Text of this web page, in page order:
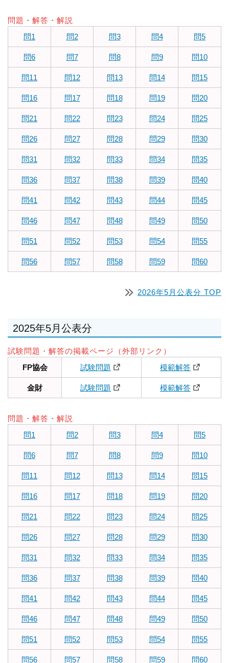
問題・解答・解説
問1
問2 問3 問4 問5
問6 問7 問8 問9 問10
問11 問12 問13 問14 問15
問16 問17 問18 問19 問20
問21 問22 問23 問24 問25
問26 問27 問28 問29 問30
問31 問32 問33 問34 問35
問36 問37 問38 問39 問40
問41 問42 問43 問44 問45
問46 問47 問48 問49 問50
問51 問52 問53 問54 問55
問56 問57 問58 問59 問60
2026年5月公表分 TOP
2025年5月公表分
試験問題・解答の掲載ページ（外部リンク）
FP協会
試験問題 模範解答
金財 試験問題 模範解答
問題・解答・解説
問1
問2 問3 問4 問5
問6 問7 問8 問9 問10
問11 問12 問13 問14 問15
問16 問17 問18 問19 問20
問21 問22 問23 問24 問25
問26 問27 問28 問29 問30
問31 問32 問33 問34 問35
問36 問37 問38 問39 問40
問41 問42 問43 問44 問45
問46 問47 問48 問49 問50
問51 問52 問53 問54 問55
問56 問57 問58 問59 問60